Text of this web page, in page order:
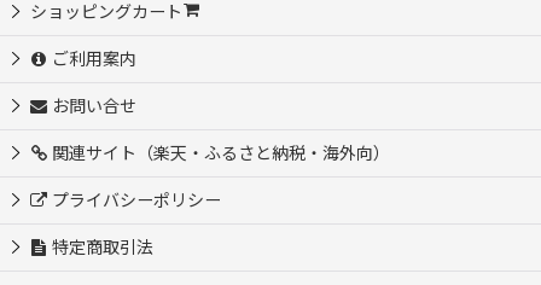
ショッピングカート
ご利用案内
お問い合せ
関連サイト（楽天・ふるさと納税・海外向）
プライバシーポリシー
特定商取引法